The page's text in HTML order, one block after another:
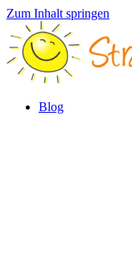
Zum Inhalt springen
Blog